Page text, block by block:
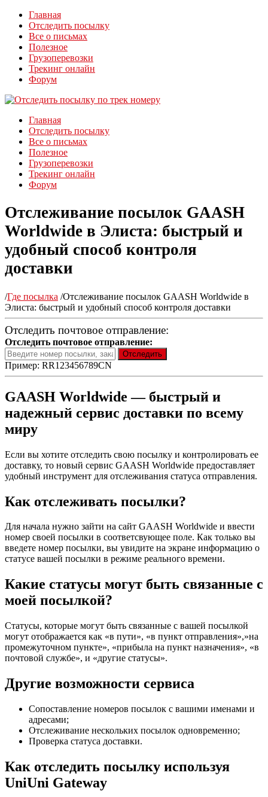
Главная
Отследить посылку
Все о письмах
Полезное
Грузоперевозки
Трекинг онлайн
Форум
Главная
Отследить посылку
Все о письмах
Полезное
Грузоперевозки
Трекинг онлайн
Форум
Отслеживание посылок GAASH
Worldwide в Элиста: быстрый и
удобный способ контроля
доставки
/Где посылка /Отслеживание посылок GAASH Worldwide в
Элиста: быстрый и удобный способ контроля доставки
Отследить почтовое отправление:
Отследить почтовое отправление:
Пример: RR123456789CN
GAASH Worldwide — быстрый и
надежный сервис доставки по всему
миру
Если вы хотите отследить свою посылку и контролировать ее
доставку, то новый сервис GAASH Worldwide предоставляет
удобный инструмент для отслеживания статуса отправления.
Как отслеживать посылки?
Для начала нужно зайти на сайт GAASH Worldwide и ввести
номер своей посылки в соответсвующее поле. Как только вы
введете номер посылки, вы увидите на экране информацию о
статусе вашей посылки в режиме реального времени.
Какие статусы могут быть связанные с
моей посылкой?
Статусы, которые могут быть связанные с вашей посылкой
могут отображается как «в пути», «в пункт отправления»,»на
промежуточном пункте», «прибыла на пункт назначения», «в
почтовой службе», и «другие статусы».
Другие возможности сервиса
Сопоставление номеров посылок с вашими именами и
адресами;
Отслеживание нескольких посылок одновременно;
Проверка статуса доставки.
Как отследить посылку используя
UniUni Gateway